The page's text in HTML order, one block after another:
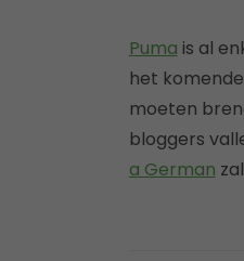
Puma is al
het
moeten
bloggers
a German